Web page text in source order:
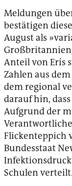
Meldungen
bestätigen
August als
Anteil von Eris
Zahlen aus
dem regional
darauf hin,
Aufgrund der
Flickenteppich
Bundesstaat
Schulen verteilt.